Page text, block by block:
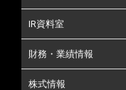
IR資料室
財務・業績情報
株式情報